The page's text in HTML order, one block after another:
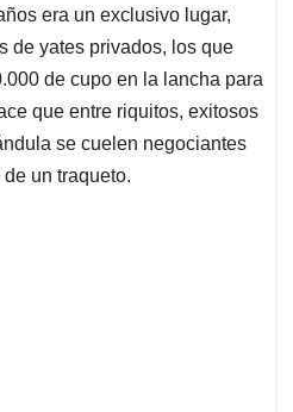
s
era un exclusivo lugar,
de yates privados, los que
de cupo en la lancha para
que entre riquitos, exitosos
se cuelen negociantes
un traqueto.